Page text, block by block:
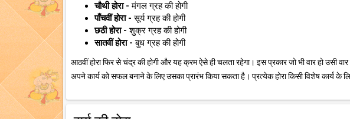
चौथी होरा -मंगल ग्रह की होगी
पाँचवीं होरा -सूर्य ग्रह की होगी
छठी होरा -शुक्र ग्रह की होगी
सातवीं होरा -बुध ग्रह की होगी
आठवीं होरा फिर से चंद्र की होगी और यह क्रम ऐसे ही चलता रहेगा। इस प्रकार जो भी वार हो उसी
अपने कार्य को सफल बनाने के लिए उसका प्रारंभ किया सकता है। प्रत्येक होरा किसी विशेष कार्य के